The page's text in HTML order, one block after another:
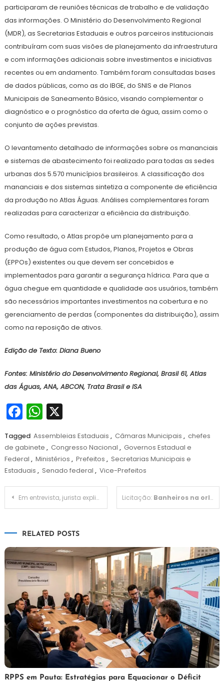
participaram de reuniões técnicas de trabalho e de validação
das informações. O Ministério do Desenvolvimento Regional
(MDR), as Secretarias Estaduais e outros parceiros institucionais
contribuíram com suas visões de planejamento da infraestrutura
e com informações adicionais sobre investimentos e iniciativas
recentes ou em andamento. Também foram consultadas bases
de dados públicas, como as do IBGE, do SNIS e de Planos
Municipais de Saneamento Básico, visando complementar o
diagnóstico e o prognóstico da oferta de água, assim como o
conjunto de ações previstas.
O levantamento detalhado de informações sobre os mananciais
e sistemas de abastecimento foi realizado para todas as sedes
urbanas dos 5.570 municípios brasileiros. A classificação dos
mananciais e dos sistemas sintetiza a componente de eficiência
da produção no Atlas Águas. Análises complementares foram
realizadas para caracterizar a eficiência da distribuição.
Como resultado, o Atlas propõe um planejamento para a
produção de água com Estudos, Planos, Projetos e Obras
(EPPOs) existentes ou que devem ser concebidos e
implementados para garantir a segurança hídrica. Para que a
água chegue em quantidade e qualidade aos usuários, também
são necessários importantes investimentos na cobertura e no
gerenciamento de perdas (componentes da distribuição), assim
como na reposição de ativos.
Edição de Texto: Diana Bueno
Fontes: Ministério do Desenvolvimento Regional, Brasil 61, Atlas
das Águas, ANA, ABCON, Trata Brasil e ISA
Facebook
WhatsApp
X
Tagged Assembleias Estaduais , Câmaras Municipais , chefes
de gabinete , Congresso Nacional , Governos Estadual e
Federal , Ministérios , Prefeitos , Secretarias Municipais e
Estaduais , Senado federal , Vice-Prefeitos
Navegação
Em entrevista, jurista explica novas regras da aposentadoria Licitação: Banheiros na orla de Praia Grande vão custar R$ 750 mil
RELATED POSTS
7
Redação
RPPS em Pauta: Estratégias para Equacionar o Déficit